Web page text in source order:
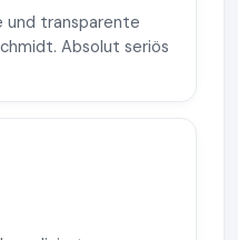
und transparente
Absolut seriös